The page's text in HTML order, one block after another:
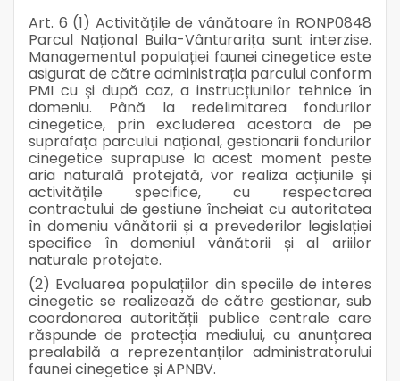
Art. 6 (1) Activitățile de vânătoare în RONP0848
Parcul Național Buila-Vânturarița sunt interzise.
Managementul populației faunei cinegetice este
asigurat de către administrația parcului conform
PMI cu și după caz, a instrucțiunilor tehnice în
domeniu. Până la redelimitarea fondurilor
cinegetice, prin excluderea acestora de pe
suprafața parcului național, gestionarii fondurilor
cinegetice suprapuse la acest moment peste
aria naturală protejată, vor realiza acțiunile și
activitățile specifice, cu respectarea
contractului de gestiune încheiat cu autoritatea
în domeniu vânătorii și a prevederilor legislației
specifice în domeniul vânătorii și al ariilor
naturale protejate.
(2) Evaluarea populațiilor din speciile de interes
cinegetic se realizează de către gestionar, sub
coordonarea autorității publice centrale care
răspunde de protecția mediului, cu anunțarea
prealabilă a reprezentanților administratorului
faunei cinegetice și APNBV.